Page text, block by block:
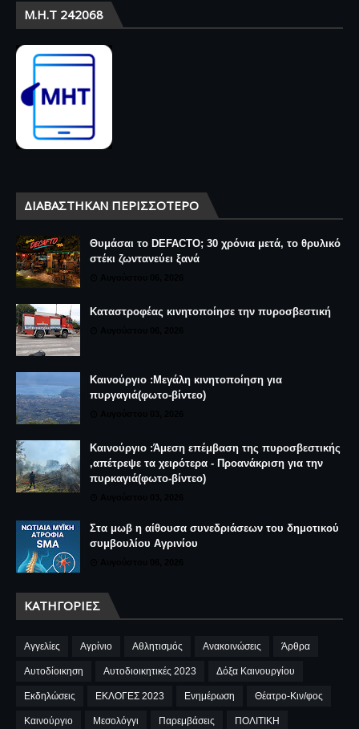
Μ.Η.Τ 242068
ΔΙΑΒΆΣΤΗΚΑΝ ΠΕΡΙΣΣΌΤΕΡΟ
Θυμάσαι το DEFACTO; 30 χρόνια μετά, το θρυλικό
στέκι ζωντανεύει ξανά
Καταστροφέας κινητοποίησε την πυροσβεστική
Καινούργιο :Μεγάλη κινητοποίηση για
πυργαγιά(φωτο-βίντεο)
Καινούργιο :Άμεση επέμβαση της πυροσβεστικής
,απέτρεψε τα χειρότερα - Προανάκριση για την
πυρκαγιά(φωτο-βίντεο)
Στα μωβ η αίθουσα συνεδριάσεων του δημοτικού
συμβουλίου Αγρινίου
ΚΑΤΗΓΟΡΊΕΣ
Αγγελίες Αγρίνιο Αθλητισμός Ανακοινώσεις Άρθρα
Αυτοδίοικηση Αυτοδιοικητικές 2023 Δόξα Καινουργίου
Εκδηλώσεις ΕΚΛΟΓΕΣ 2023 Ενημέρωση Θέατρο-Κιν/φος
Καινούργιο Μεσολόγγι Παρεμβάσεις ΠΟΛΙΤΙΚΗ